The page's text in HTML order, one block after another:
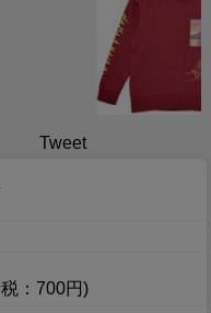
Tweet
：700円)